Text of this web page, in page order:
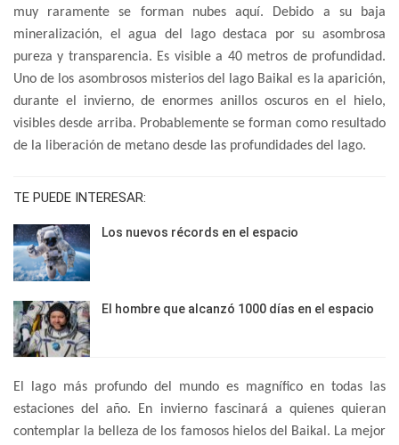
muy raramente se forman nubes aquí. Debido a su baja
mineralización, el agua del lago destaca por su asombrosa
pureza y transparencia. Es visible a 40 metros de profundidad.
Uno de los asombrosos misterios del lago Baikal es la aparición,
durante el invierno, de enormes anillos oscuros en el hielo,
visibles desde arriba. Probablemente se forman como resultado
de la liberación de metano desde las profundidades del lago.
TE PUEDE INTERESAR:
Los nuevos récords en el espacio
El hombre que alcanzó 1000 días en el espacio
El lago más profundo del mundo es magnífico en todas las
estaciones del año. En invierno fascinará a quienes quieran
contemplar la belleza de los famosos hielos del Baikal. La mejor